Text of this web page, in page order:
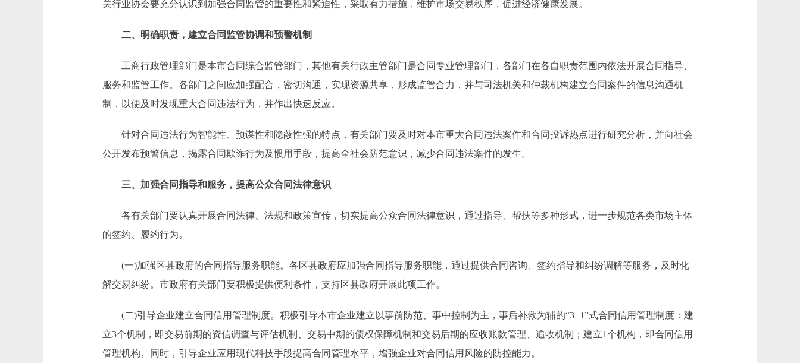
关行业协会要充分认识到加强合同监管的重要性和紧迫性，采取有力措施，维护市场交易秩序，促进经济健康发展。
二、明确职责，建立合同监管协调和预警机制
工商行政管理部门是本市合同综合监管部门，其他有关行政主管部门是合同专业管理部门，各部门在各自职责范围内依法开展合同指导、
服务和监管工作。各部门之间应加强配合，密切沟通，实现资源共享，形成监管合力，并与司法机关和仲裁机构建立合同案件的信息沟通机
制，以便及时发现重大合同违法行为，并作出快速反应。
针对合同违法行为智能性、预谋性和隐蔽性强的特点，有关部门要及时对本市重大合同违法案件和合同投诉热点进行研究分析，并向社会
公开发布预警信息，揭露合同欺诈行为及惯用手段，提高全社会防范意识，减少合同违法案件的发生。
三、加强合同指导和服务，提高公众合同法律意识
各有关部门要认真开展合同法律、法规和政策宣传，切实提高公众合同法律意识，通过指导、帮扶等多种形式，进一步规范各类市场主体
的签约、履约行为。
(一)加强区县政府的合同指导服务职能。各区县政府应加强合同指导服务职能，通过提供合同咨询、签约指导和纠纷调解等服务，及时化
解交易纠纷。市政府有关部门要积极提供便利条件，支持区县政府开展此项工作。
(二)引导企业建立合同信用管理制度。积极引导本市企业建立以事前防范、事中控制为主，事后补救为辅的“3+1”式合同信用管理制度：建
立3个机制，即交易前期的资信调查与评估机制、交易中期的债权保障机制和交易后期的应收账款管理、追收机制；建立1个机构，即合同信用
管理机构。同时，引导企业应用现代科技手段提高合同管理水平，增强企业对合同信用风险的防控能力。